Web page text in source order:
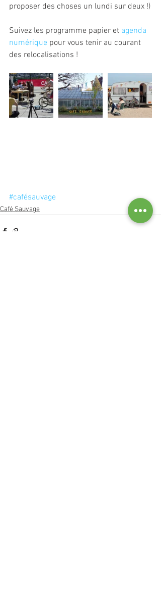
proposer des choses un lundi sur deux !)
Suivez les programme papier et agenda
numérique pour vous tenir au courant
des relocalisations !
#cafésauvage
Café Sauvage